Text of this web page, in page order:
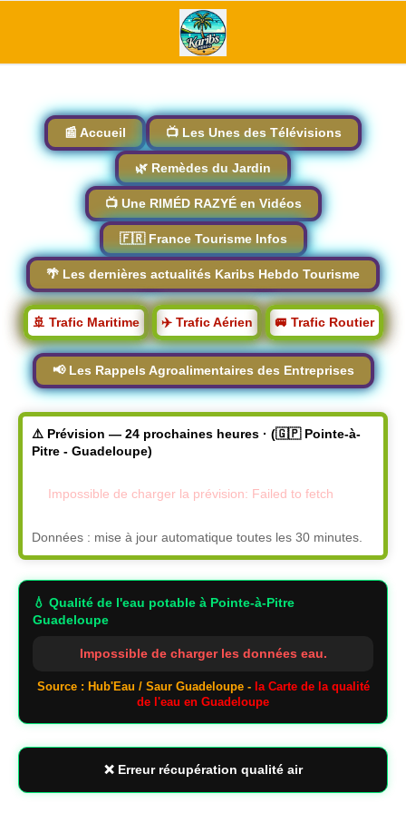
📰 Accueil 📺 Les Unes des Télévisions
🌿 Remèdes du Jardin
📺 Une RIMÉD RAZYÉ en Vidéos
🇫🇷 France Tourisme Infos
🌴 Les dernières actualités Karibs Hebdo Tourisme
🚢 Trafic Maritime ✈️ Trafic Aérien 🚐 Trafic Routier
📢 Les Rappels Agroalimentaires des Entreprises
⚠️ Prévision — 24 prochaines heures · (🇬🇵 Pointe-à-
Pitre - Guadeloupe)
Impossible de charger la prévision: Failed to fetch
Données : mise à jour automatique toutes les 30 minutes.
💧 Qualité de l'eau potable à Pointe-à-Pitre
Guadeloupe
Impossible de charger les données eau.
Source : Hub'Eau / Saur Guadeloupe - la Carte de la qualité
de l'eau en Guadeloupe
❌ Erreur récupération qualité air